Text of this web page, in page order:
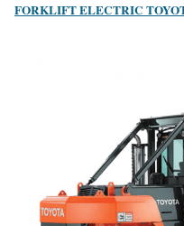
FORKLIFT ELECTRIC